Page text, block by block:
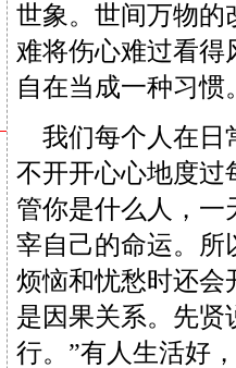
世象。世间万物的
难将伤心难过看得
自在当成一种习惯
我们每个人在日
不开开心心地度过
管你是什么人，一
宰自己的命运。所
烦恼和忧愁时还会
是因果关系。先贤
行。”有人生活好